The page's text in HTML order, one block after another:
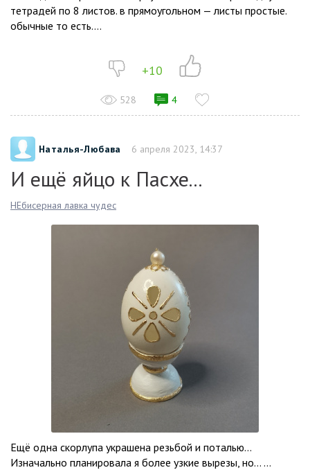
тетрадей по 8 листов. в прямоугольном — листы простые.
обычные то есть....
+10
528 4
Наталья-Любава 6 апреля 2023, 14:37
И ещё яйцо к Пасхе...
НЕбисерная лавка чудес
Ещё одна скорлупа украшена резьбой и поталью…
Изначально планировала я более узкие вырезы, но… …